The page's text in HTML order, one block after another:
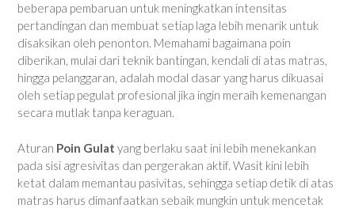
beberapa pembaruan untuk meningkatkan intensitas
pertandingan dan membuat setiap laga lebih menarik untuk
disaksikan oleh penonton. Memahami bagaimana poin
diberikan, mulai dari teknik bantingan, kendali di atas matras,
hingga pelanggaran, adalah modal dasar yang harus dikuasai
oleh setiap pegulat profesional jika ingin meraih kemenangan
secara mutlak tanpa keraguan.
Aturan Poin Gulat yang berlaku saat ini lebih menekankan
pada sisi agresivitas dan pergerakan aktif. Wasit kini lebih
ketat dalam memantau pasivitas, sehingga setiap detik di atas
matras harus dimanfaatkan sebaik mungkin untuk mencetak